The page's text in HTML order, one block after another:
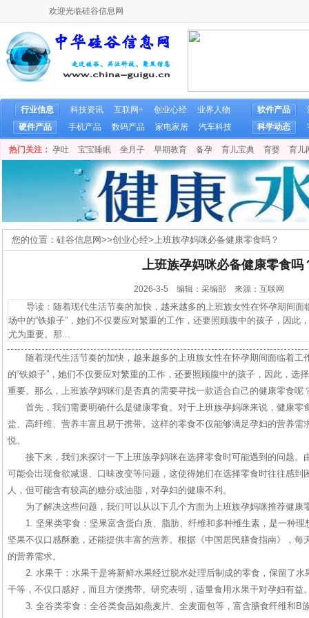
欢迎光临硅谷信息网
行业信息 科技资讯 互联网+ 创业心经
业界人物
硬件产品
手机产品 数码产品 家电家居 汽车科技
软件产品
科学动态
热门关注： 孕吐 宝宝睡眠 坐月子 早期教育 备孕 育儿宝典 育婴 育儿
您的位置： 硅谷信息网>>创业心经>上班族孕妈咪必备健康零食吗？
上班族孕妈咪必备健康零食吗
2026-3-5 编辑：采编部 来源：互联网
导读：随着现代生活节奏的加快，越来越多的上班族女性在怀孕期间面
场中的“铁娘子”，她们不仅要应对繁重的工作，还要照顾腹中的孩子，因此
尤为重要。那...
随着现代生活节奏的加快，越来越多的上班族女性在怀孕期间面临着工
的“铁娘子”，她们不仅要应对繁重的工作，还要照顾腹中的孩子，因此，选
重要。那么，上班族孕妈咪们是否真的需要寻找一款适合自己的健康零食呢
首先，我们需要明确什么是健康零食。对于上班族孕妈咪来说，健康零
盐、高纤维、营养丰富且易于携带。这样的零食不仅能够满足孕妇的营养需
悦。
接下来，我们来探讨一下上班族孕妈咪在选择零食时可能遇到的问题。
可能会出现食欲减退、口味改变等问题，这使得她们在选择零食时往往感到
人，但可能含有较高的糖分或油脂，对孕妇的健康不利。
为了解决这些问题，我们可以从以下几个方面为上班族孕妈咪推荐健康
1. 坚果类零食：坚果富含蛋白质、脂肪、纤维和多种维生素，是一种
坚果不仅口感酥脆，还能提供丰富的营养。根据《中国居民膳食指南》，每
的营养需求。
2. 水果干：水果干是将新鲜水果经过脱水处理后制成的零食，保留了
干等，不仅口感好，而且方便携带。研究表明，适量食用水果干对孕妇有益
3. 全谷类零食：全谷类食品如燕麦片、全麦面包等，富含膳食纤维和B